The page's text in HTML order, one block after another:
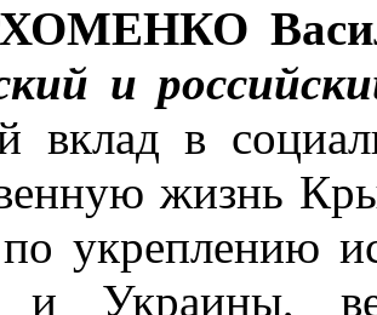
и
вклад в
жизнь
укреплению
и Украины,